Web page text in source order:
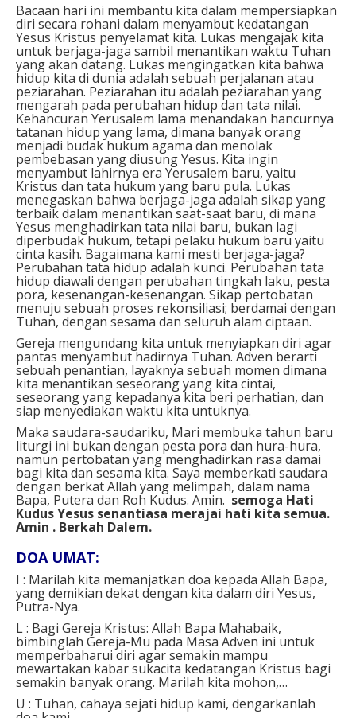
Bacaan hari ini membantu kita dalam mempersiapkan
diri secara rohani dalam menyambut kedatangan
Yesus Kristus penyelamat kita. Lukas mengajak kita
untuk berjaga-jaga sambil menantikan waktu Tuhan
yang akan datang. Lukas mengingatkan kita bahwa
hidup kita di dunia adalah sebuah perjalanan atau
peziarahan. Peziarahan itu adalah peziarahan yang
mengarah pada perubahan hidup dan tata nilai.
Kehancuran Yerusalem lama menandakan hancurnya
tatanan hidup yang lama, dimana banyak orang
menjadi budak hukum agama dan menolak
pembebasan yang diusung Yesus. Kita ingin
menyambut lahirnya era Yerusalem baru, yaitu
Kristus dan tata hukum yang baru pula. Lukas
menegaskan bahwa berjaga-jaga adalah sikap yang
terbaik dalam menantikan saat-saat baru, di mana
Yesus menghadirkan tata nilai baru, bukan lagi
diperbudak hukum, tetapi pelaku hukum baru yaitu
cinta kasih. Bagaimana kami mesti berjaga-jaga?
Perubahan tata hidup adalah kunci. Perubahan tata
hidup diawali dengan perubahan tingkah laku, pesta
pora, kesenangan-kesenangan. Sikap pertobatan
menuju sebuah proses rekonsiliasi; berdamai dengan
Tuhan, dengan sesama dan seluruh alam ciptaan.
Gereja mengundang kita untuk menyiapkan diri agar
pantas menyambut hadirnya Tuhan. Adven berarti
sebuah penantian, layaknya sebuah momen dimana
kita menantikan seseorang yang kita cintai,
seseorang yang kepadanya kita beri perhatian, dan
siap menyediakan waktu kita untuknya.
Maka saudara-saudariku, Mari membuka tahun baru
liturgi ini bukan dengan pesta pora dan hura-hura,
namun pertobatan yang menghadirkan rasa damai
bagi kita dan sesama kita. Saya memberkati saudara
dengan berkat Allah yang melimpah, dalam nama
Bapa, Putera dan Roh Kudus. Amin. semoga Hati
Kudus Yesus senantiasa merajai hati kita semua.
Amin . Berkah Dalem.
DOA UMAT:
I : Marilah kita memanjatkan doa kepada Allah Bapa,
yang demikian dekat dengan kita dalam diri Yesus,
Putra-Nya.
L : Bagi Gereja Kristus: Allah Bapa Mahabaik,
bimbinglah Gereja-Mu pada Masa Adven ini untuk
memperbaharui diri agar semakin mampu
mewartakan kabar sukacita kedatangan Kristus bagi
semakin banyak orang. Marilah kita mohon,…
U : Tuhan, cahaya sejati hidup kami, dengarkanlah